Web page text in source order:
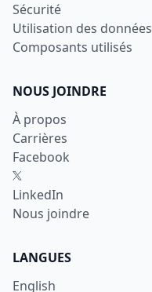
Sécurité
Utilisation des données
Composants utilisés
NOUS JOINDRE
À propos
Carrières
Facebook
X
LinkedIn
Nous joindre
LANGUES
English